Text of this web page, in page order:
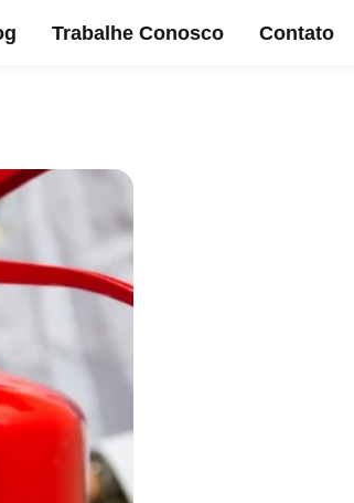
Trabalhe Conosco Contato